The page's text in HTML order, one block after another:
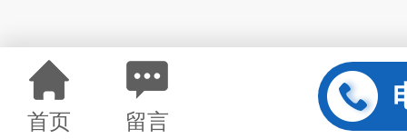
首页 留言